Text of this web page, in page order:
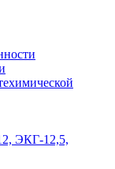
ЭКГ-12,5,